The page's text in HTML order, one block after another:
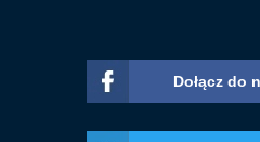
Dołącz do